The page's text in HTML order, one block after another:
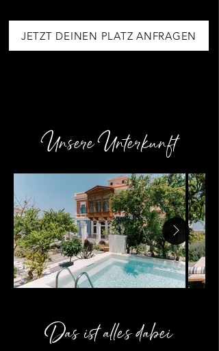
JETZT DEINEN PLATZ ANFRAGEN
Unsere Unterkunft
Das ist alles dabei